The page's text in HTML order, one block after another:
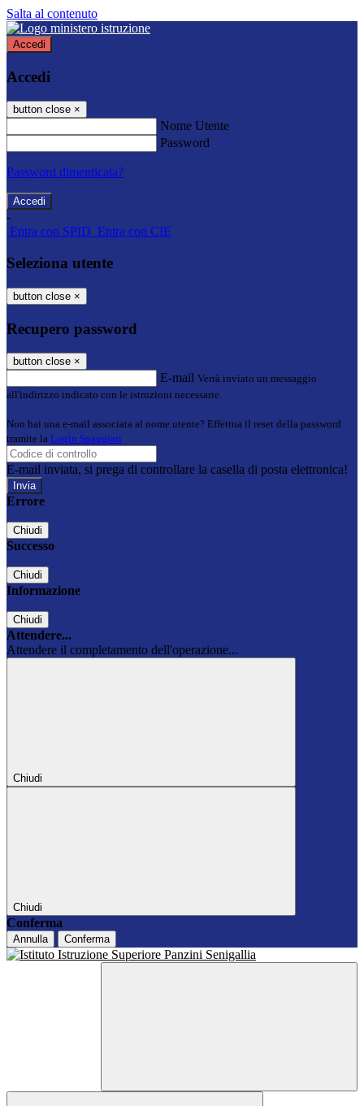
Salta al contenuto
Accedi
Accedi
button close ×
Nome Utente
Password
Password dimenticata?
-
Entra con SPID Entra con CIE
Seleziona utente
button close ×
Recupero password
button close ×
E-mail Verrà inviato un messaggio
all'indirizzo indicato con le istruzioni necessarie.
Non hai una e-mail associata al nome utente? Effettua il reset della password
tramite la Login Spaggiari
E-mail inviata, si prega di controllare la casella di posta elettronica!
Errore
Chiudi
Successo
Chiudi
Informazione
Chiudi
Attendere...
Attendere il completamento dell'operazione...
Chiudi
Chiudi
Conferma
Annulla Conferma